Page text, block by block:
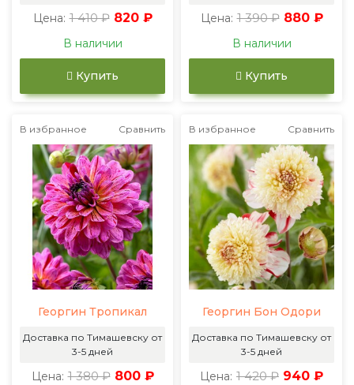
Цена: 1 410 ₽ 820 ₽
В наличии
Купить
Цена: 1 390 ₽ 880 ₽
В наличии
Купить
В избранное Сравнить
Георгин Тропикал
Доставка по Тимашевску от
3-5 дней
Цена: 1 380 ₽ 800 ₽
В избранное Сравнить
Георгин Бон Одори
Доставка по Тимашевску от
3-5 дней
Цена: 1 420 ₽ 940 ₽